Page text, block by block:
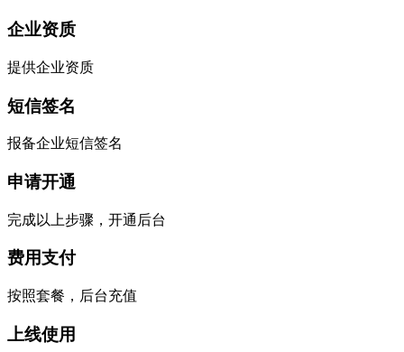
企业资质
提供企业资质
短信签名
报备企业短信签名
申请开通
完成以上步骤，开通后台
费用支付
按照套餐，后台充值
上线使用